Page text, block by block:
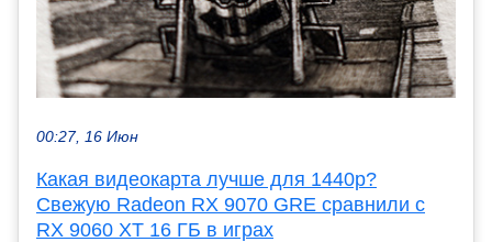
00:27, 16 Июн
Какая видеокарта лучше для 1440p?
Свежую Radeon RX 9070 GRE сравнили с
RX 9060 XT 16 ГБ в играх